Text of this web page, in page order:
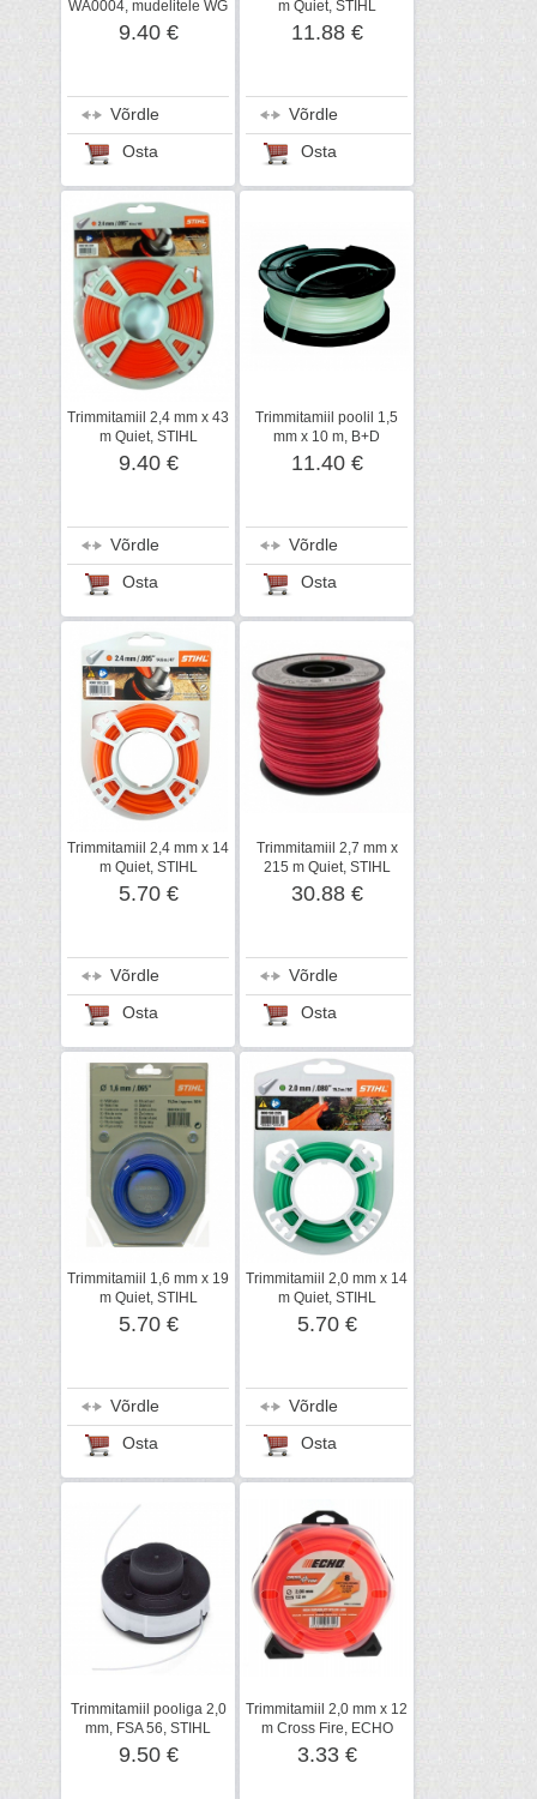
WA0004, mudelitele WG
150-155, 169E 2 tk
9.40 €
Võrdle
Osta
m Quiet, STIHL
11.88 €
Võrdle
Osta
Trimmitamiil 2,4 mm x 43
m Quiet, STIHL
9.40 €
Võrdle
Osta
Trimmitamiil poolil 1,5
mm x 10 m, B+D
11.40 €
Võrdle
Osta
Trimmitamiil 2,4 mm x 14
m Quiet, STIHL
5.70 €
Võrdle
Osta
Trimmitamiil 2,7 mm x
215 m Quiet, STIHL
30.88 €
Võrdle
Osta
Trimmitamiil 1,6 mm x 19
m Quiet, STIHL
5.70 €
Võrdle
Osta
Trimmitamiil 2,0 mm x 14
m Quiet, STIHL
5.70 €
Võrdle
Osta
Trimmitamiil pooliga 2,0
mm, FSA 56, STIHL
9.50 €
Trimmitamiil 2,0 mm x 12
m Cross Fire, ECHO
3.33 €